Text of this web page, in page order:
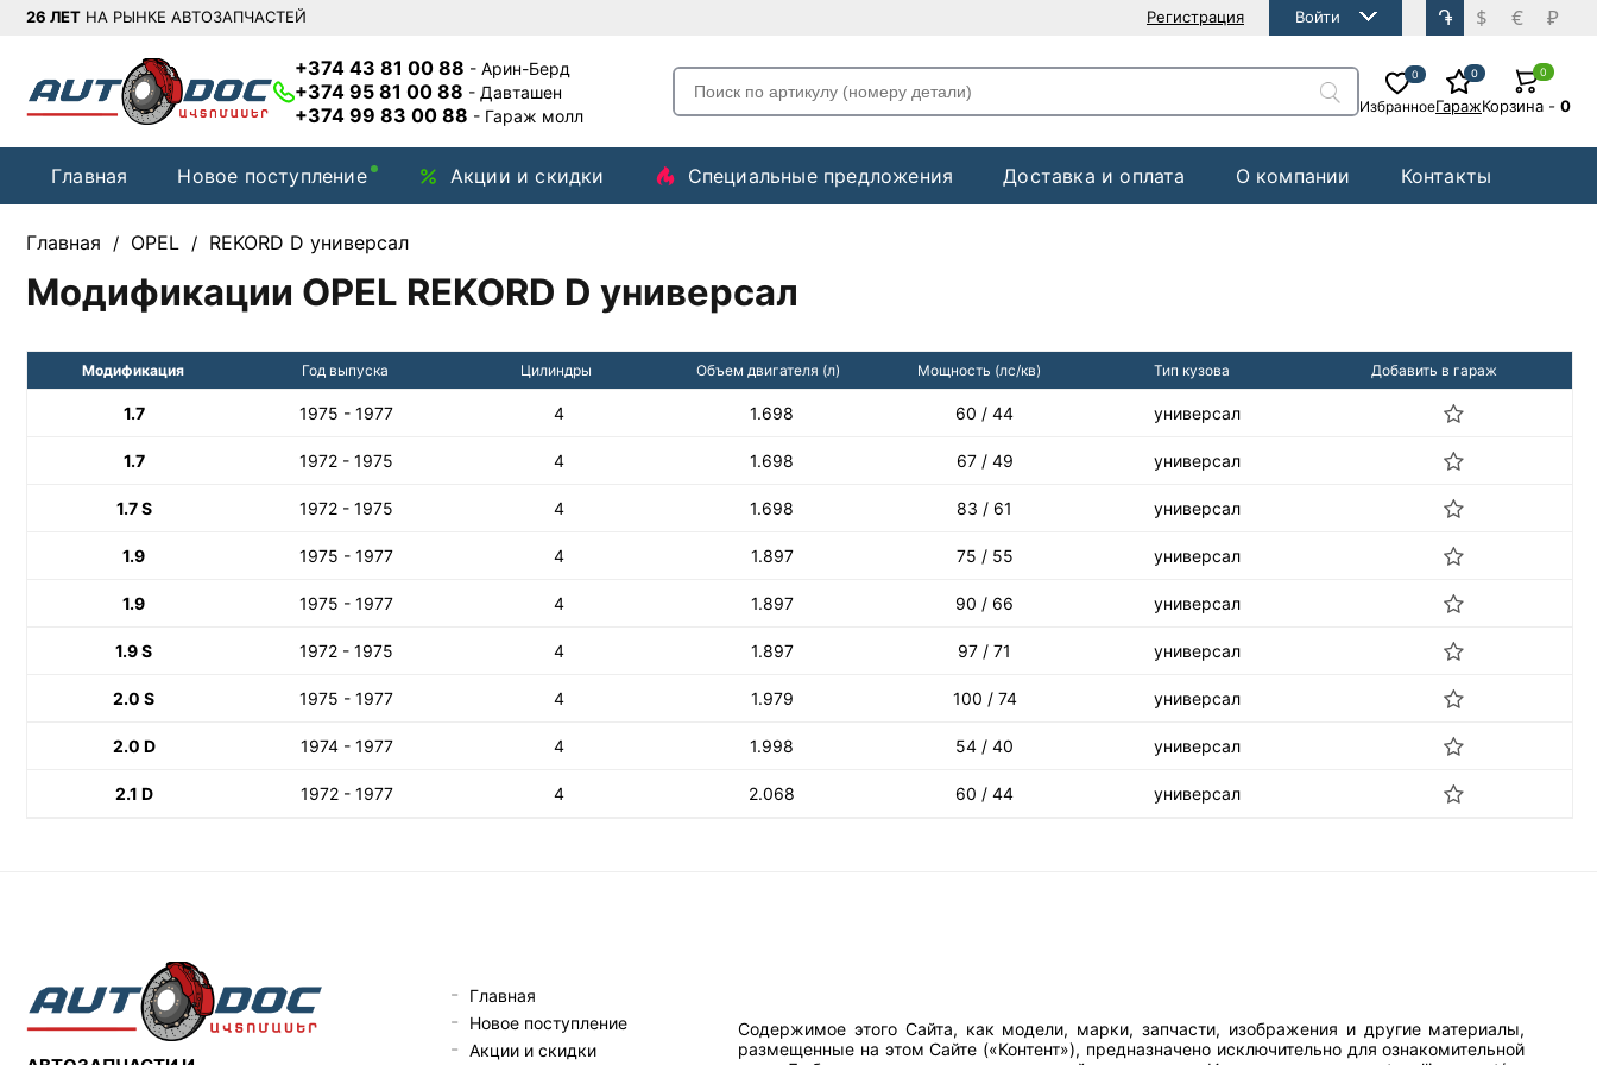
26 ЛЕТ НА РЫНКЕ АВТОЗАПЧАСТЕЙ ֏ $ € ₽
Регистрация Войти
+374 43 81 00 88 - Арин-Берд
+374 95 81 00 88 - Давташен
+374 99 83 00 88 - Гараж молл Избранное
0
Гараж
0
Корзина
0
- 0
Главная Новое поступление Акции и скидки Специальные предложения Доставка и оплата О компании Контакты
Главная / OPEL / REKORD D универсал
Модификации OPEL REKORD D универсал
Модификация Год выпуска Цилиндры Объем двигателя (л) Мощность (лс/кв) Тип кузова Добавить в гараж
1.7 1975 - 1977 4 1.698 60 / 44 универсал
1.7 1972 - 1975 4 1.698 67 / 49 универсал
1.7 S 1972 - 1975 4 1.698 83 / 61 универсал
1.9 1975 - 1977 4 1.897 75 / 55 универсал
1.9 1975 - 1977 4 1.897 90 / 66 универсал
1.9 S 1972 - 1975 4 1.897 97 / 71 универсал
2.0 S 1975 - 1977 4 1.979 100 / 74 универсал
2.0 D 1974 - 1977 4 1.998 54 / 40 универсал
2.1 D 1972 - 1977 4 2.068 60 / 44 универсал
Главная
Новое поступление
Акции и скидки
Содержимое этого Сайта, как модели, марки, запчасти, изображения и другие материалы,
размещенные на этом Сайте («Контент»), предназначено исключительно для ознакомительной